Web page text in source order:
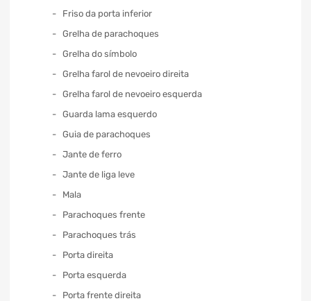
Friso da porta inferior
Grelha de parachoques
Grelha do símbolo
Grelha farol de nevoeiro direita
Grelha farol de nevoeiro esquerda
Guarda lama esquerdo
Guia de parachoques
Jante de ferro
Jante de liga leve
Mala
Parachoques frente
Parachoques trás
Porta direita
Porta esquerda
Porta frente direita